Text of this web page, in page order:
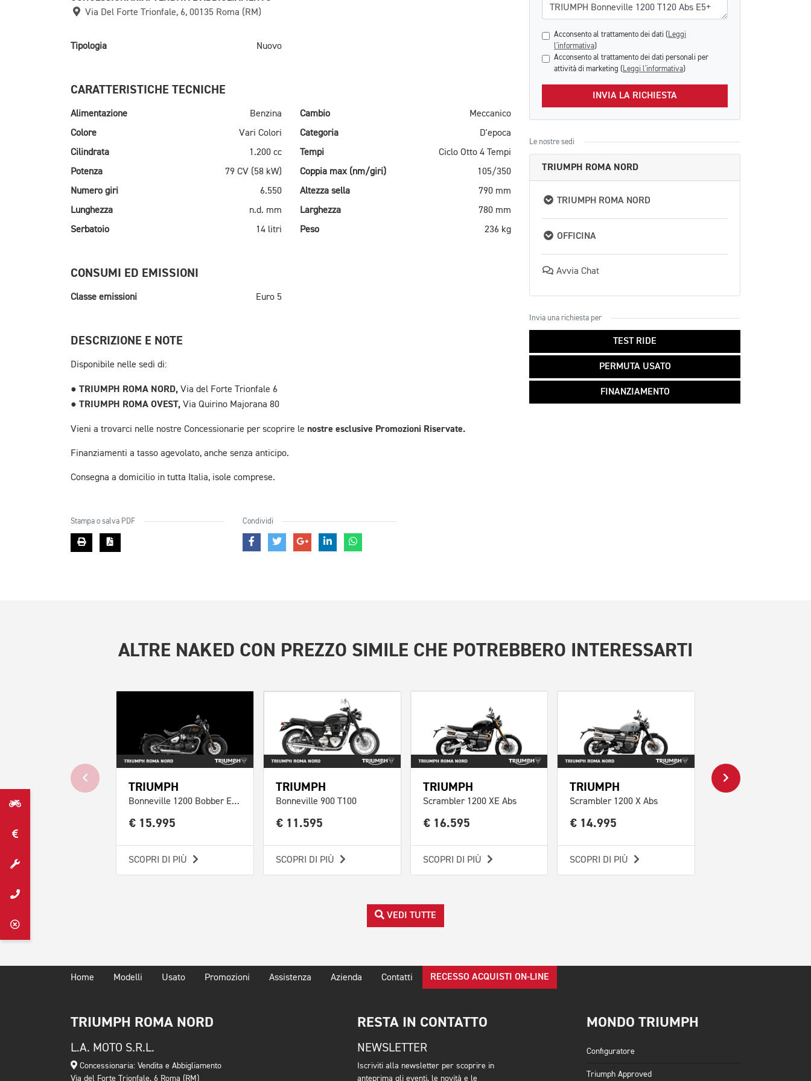
Via Del Forte Trionfale, 6, 00135 Roma (RM)
Tipologia Nuovo
CARATTERISTICHE TECNICHE
Alimentazione Benzina Cambio
Meccanico
Colore
Vari Colori Categoria
D'epoca
Cilindrata
1.200 cc Tempi
Ciclo Otto 4 Tempi
Potenza
79 CV (58 kW) Coppia max (nm/giri)
105/350
Numero giri
6.550 Altezza sella
790 mm
Lunghezza
n.d. mm Larghezza
780 mm
Serbatoio
14 litri Peso 236 kg
CONSUMI ED EMISSIONI
Classe emissioni Euro 5
DESCRIZIONE E NOTE
Disponibile nelle sedi di:
● TRIUMPH ROMA NORD, Via del Forte Trionfale 6
● TRIUMPH ROMA OVEST, Via Quirino Majorana 80
Vieni a trovarci nelle nostre Concessionarie per scoprire le nostre esclusive Promozioni Riservate.
Finanziamenti a tasso agevolato, anche senza anticipo.
Consegna a domicilio in tutta Italia, isole comprese.
Acconsento al trattamento dei dati ( Leggi
l'informativa)
Acconsento al trattamento dei dati personali per
attività di marketing ( Leggi l'informativa)
INVIA LA RICHIESTA
Le nostre sedi
TRIUMPH ROMA NORD
TRIUMPH ROMA NORD
OFFICINA
Avvia Chat
Invia una richiesta per
TEST RIDE
PERMUTA USATO
FINANZIAMENTO
Stampa o salva PDF Condividi
ALTRE NAKED CON PREZZO SIMILE CHE POTREBBERO INTERESSARTI
TRIUMPH
Bonneville 1200 Bobber E5+
€ 15.995
SCOPRI DI PIÙ
TRIUMPH
Bonneville 900 T100
€ 11.595
SCOPRI DI PIÙ
TRIUMPH
Scrambler 1200 XE Abs
€ 16.595
SCOPRI DI PIÙ
TRIUMPH
Scrambler 1200 X Abs
€ 14.995
SCOPRI DI PIÙ
TRIUMPH
VEDI TUTTE
Home Modelli Usato Promozioni Assistenza Azienda Contatti RECESSO ACQUISTI ON-LINE
TRIUMPH ROMA NORD
L.A. MOTO S.R.L.
Concessionaria: Vendita e Abbigliamento
Via del Forte Trionfale, 6 Roma (RM)
RESTA IN CONTATTO
NEWSLETTER
Iscriviti alla newsletter per scoprire in
anteprima gli eventi, le novità e le
MONDO TRIUMPH
Configuratore
Triumph Approved